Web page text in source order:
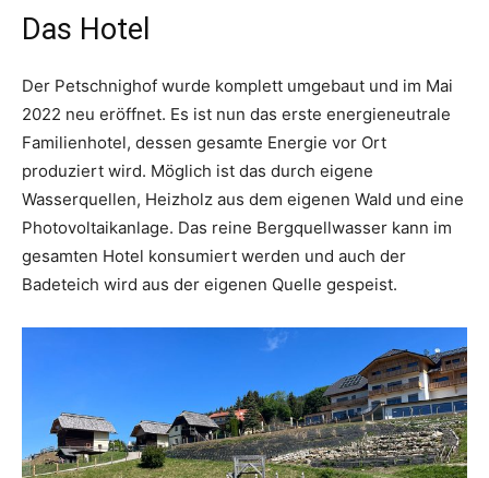
Das Hotel
Der Petschnighof wurde komplett umgebaut und im Mai
2022 neu eröffnet. Es ist nun das erste energieneutrale
Familienhotel, dessen gesamte Energie vor Ort
produziert wird. Möglich ist das durch eigene
Wasserquellen, Heizholz aus dem eigenen Wald und eine
Photovoltaikanlage. Das reine Bergquellwasser kann im
gesamten Hotel konsumiert werden und auch der
Badeteich wird aus der eigenen Quelle gespeist.